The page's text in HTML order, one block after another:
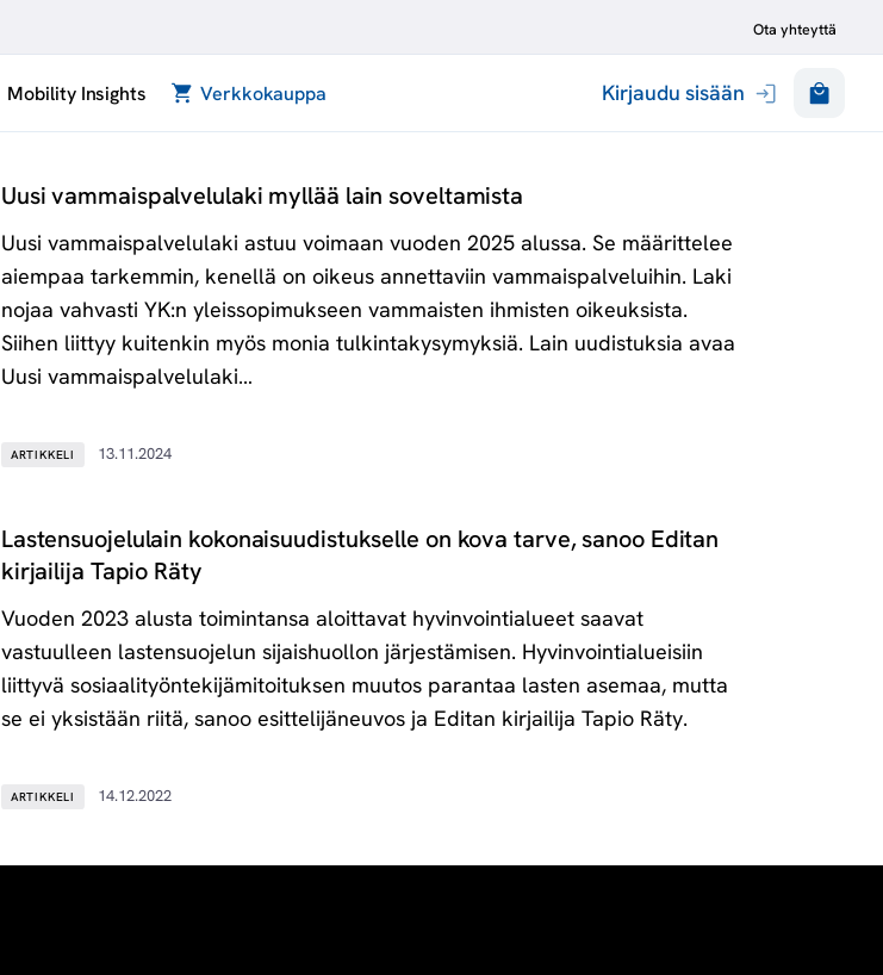
Ota yhteyttä
Mobility Insights Verkkokauppa Kirjaudu sisään
Uusi vammaispalvelulaki myllää lain soveltamista
Uusi vammaispalvelulaki astuu voimaan vuoden 2025 alussa. Se määrittelee
aiempaa tarkemmin, kenellä on oikeus annettaviin vammaispalveluihin. Laki
nojaa vahvasti YK:n yleissopimukseen vammaisten ihmisten oikeuksista.
Siihen liittyy kuitenkin myös monia tulkintakysymyksiä. Lain uudistuksia avaa
Uusi vammaispalvelulaki…
ARTIKKELI 13.11.2024
Lastensuojelulain kokonaisuudistukselle on kova tarve, sanoo Editan
kirjailija Tapio Räty
Vuoden 2023 alusta toimintansa aloittavat hyvinvointialueet saavat
vastuulleen lastensuojelun sijaishuollon järjestämisen. Hyvinvointialueisiin
liittyvä sosiaalityöntekijämitoituksen muutos parantaa lasten asemaa, mutta
se ei yksistään riitä, sanoo esittelijäneuvos ja Editan kirjailija Tapio Räty.
ARTIKKELI 14.12.2022